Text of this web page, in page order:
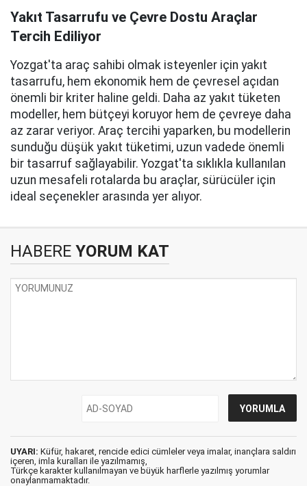
Yakıt Tasarrufu ve Çevre Dostu Araçlar
Tercih Ediliyor
Yozgat'ta araç sahibi olmak isteyenler için yakıt
tasarrufu, hem ekonomik hem de çevresel açıdan
önemli bir kriter haline geldi. Daha az yakıt tüketen
modeller, hem bütçeyi koruyor hem de çevreye daha
az zarar veriyor. Araç tercihi yaparken, bu modellerin
sunduğu düşük yakıt tüketimi, uzun vadede önemli
bir tasarruf sağlayabilir. Yozgat'ta sıklıkla kullanılan
uzun mesafeli rotalarda bu araçlar, sürücüler için
ideal seçenekler arasında yer alıyor.
HABERE YORUM KAT
UYARI: Küfür, hakaret, rencide edici cümleler veya imalar, inançlara saldırı
içeren, imla kuralları ile yazılmamış,
Türkçe karakter kullanılmayan ve büyük harflerle yazılmış yorumlar
onaylanmamaktadır.